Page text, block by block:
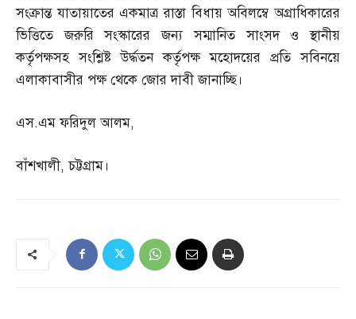
সংক্রান্ত যাতায়াতের একমাত্র রাস্তা বিধায় অবিলম্বে অগ্রাধিকারের
ভিত্তিতে জরুরি সংস্কারের জন্য সম্মানিত সাংসদ ও স্থানীয়
কর্তৃপক্ষসহ সংশ্লিষ্ট উর্দ্ধতন কর্তৃপক্ষ মহোদয়ের প্রতি সবিনয়ে
এলাকাবাসীর পক্ষ থেকে জোর দাবী জানাচ্ছি।
এস.এম ফরিদুল আলম,
বাঁশখালী,চট্টগ্রাম।